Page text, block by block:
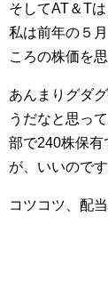
そしてAT＆T
私は前年の５
ころの株価を
あんまりグダ
うだなと思っ
部で240株保有
が、いいのです
コツコツ、配